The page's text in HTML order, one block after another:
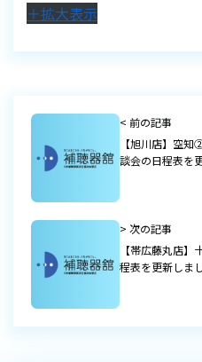
＋拡大表示
< 前の記事
【旭川店】空
談会の日程表を
> 次の記事
【帯広藤丸店
程表を更新しまし